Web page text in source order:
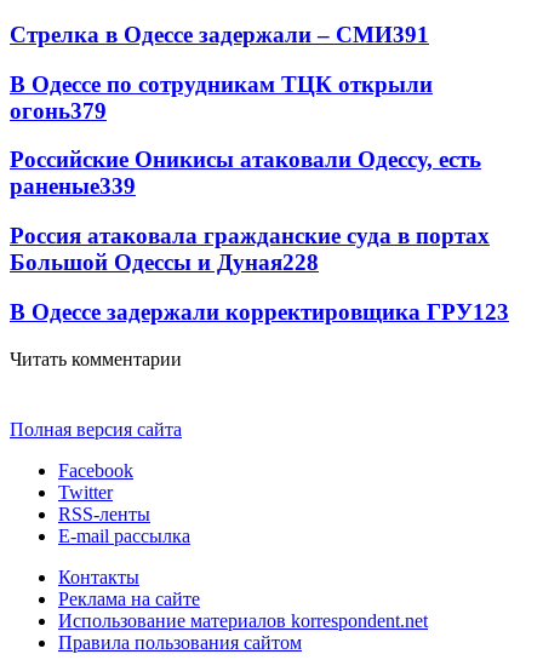
Стрелка в Одессе задержали – СМИ391
В Одессе по сотрудникам ТЦК открыли
огонь379
Российские Оникисы атаковали Одессу, есть
раненые339
Россия атаковала гражданские суда в портах
Большой Одессы и Дуная228
В Одессе задержали корректировщика ГРУ123
Читать комментарии
Полная версия сайта
Facebook
Twitter
RSS-ленты
E-mail рассылка
Контакты
Реклама на сайте
Использование материалов korrespondent.net
Правила пользования сайтом